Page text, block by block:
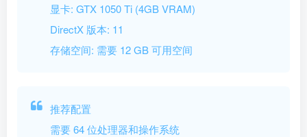
显卡: GTX 1050 Ti (4GB VRAM)
DirectX 版本: 11
存储空间: 需要 12 GB 可用空间
推荐配置
需要 64 位处理器和操作系统